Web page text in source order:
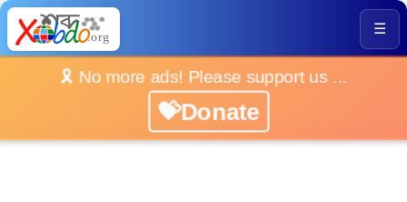
☰
🎗️ No more ads! Please support us ...
💝Donate